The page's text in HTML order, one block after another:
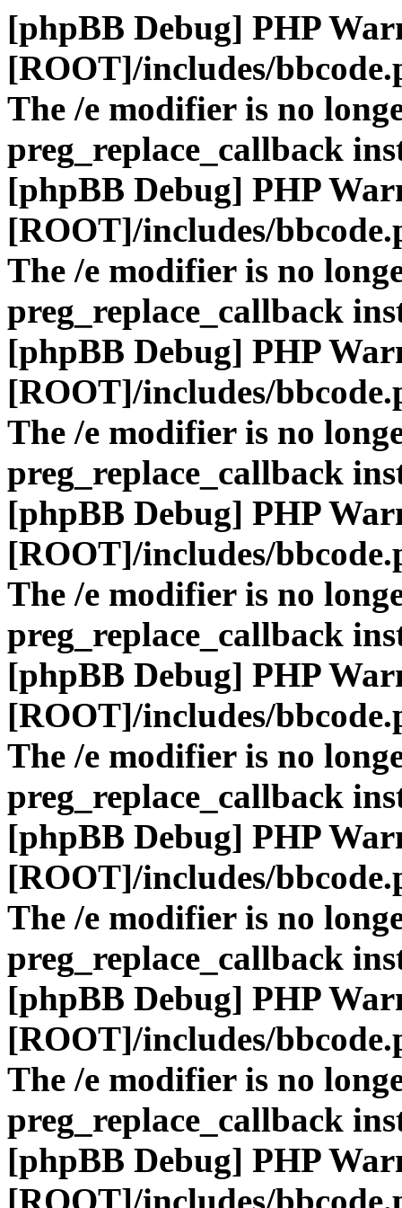
[phpBB Debug] PHP
[ROOT]/includes/
The /e modifier is no
preg_replace_callback
[phpBB Debug] PHP
[ROOT]/includes/
The /e modifier is no
preg_replace_callback
[phpBB Debug] PHP
[ROOT]/includes/
The /e modifier is no
preg_replace_callback
[phpBB Debug] PHP
[ROOT]/includes/
The /e modifier is no
preg_replace_callback
[phpBB Debug] PHP
[ROOT]/includes/
The /e modifier is no
preg_replace_callback
[phpBB Debug] PHP
[ROOT]/includes/
The /e modifier is no
preg_replace_callback
[phpBB Debug] PHP
[ROOT]/includes/
The /e modifier is no
preg_replace_callback
[phpBB Debug] PHP